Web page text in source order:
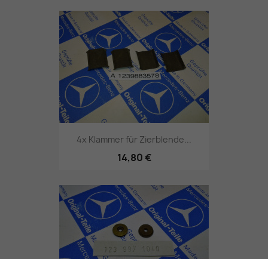
4x Klammer für Zierblende...
14,80 €